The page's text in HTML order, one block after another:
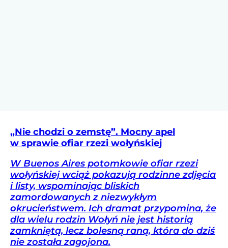
„Nie chodzi o zemstę”. Mocny apel
w sprawie ofiar rzezi wołyńskiej
W Buenos Aires potomkowie ofiar rzezi
wołyńskiej wciąż pokazują rodzinne zdjęcia
i listy, wspominając bliskich
zamordowanych z niezwykłym
okrucieństwem. Ich dramat przypomina, że
dla wielu rodzin Wołyń nie jest historią
zamkniętą, lecz bolesną raną, która do dziś
nie została zagojona.